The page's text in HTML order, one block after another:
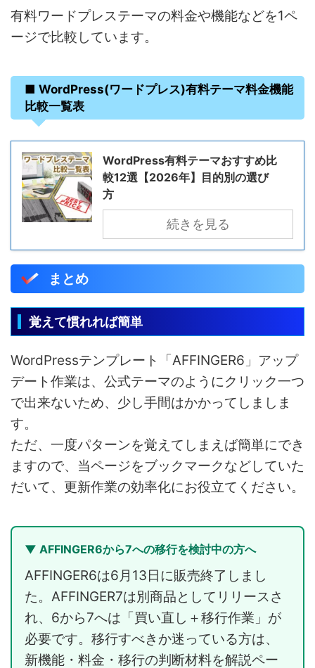
有料ワードプレステーマの料金や機能などを1ペ
ージで比較しています。
■ WordPress(ワードプレス)有料テーマ料金機能
比較一覧表
WordPress有料テーマおすすめ比
較12選【2026年】目的別の選び
方
続きを見る
まとめ
覚えて慣れれば簡単
WordPressテンプレート「AFFINGER6」アップ
デート作業は、公式テーマのようにクリック一つ
で出来ないため、少し手間はかかってしましま
す。
ただ、一度パターンを覚えてしまえば簡単にでき
ますので、当ページをブックマークなどしていた
だいて、更新作業の効率化にお役立てください。
▼ AFFINGER6から7への移行を検討中の方へ
AFFINGER6は6月13日に販売終了しまし
た。AFFINGER7は別商品としてリリースさ
れ、6から7へは「買い直し＋移行作業」が
必要です。移行すべきか迷っている方は、
新機能・料金・移行の判断材料を解説ペー